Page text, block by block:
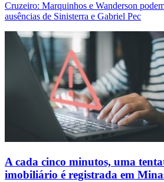
Cruzeiro: Marquinhos e Wanderson
ausências de Sinisterra e Gabriel Pec
A cada cinco minutos, uma
imobiliário é registrada em